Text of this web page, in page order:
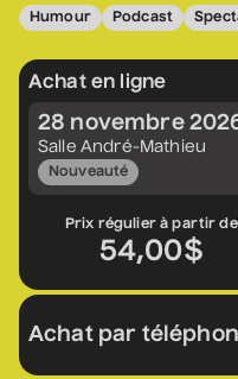
•
Cour
Complet
Marie
•
Gratuit
Humour Podcast
Achat en ligne
Acheter votre billet
28 novembre
Salle André-Mathieu
Nouveauté
Prix régulier à partir de
54,00$
Achat par